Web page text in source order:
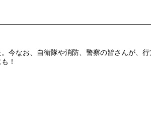
なお、自衛隊や消防、警察の皆さんが、
！